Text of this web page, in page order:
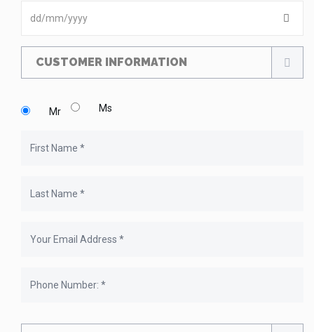
CUSTOMER INFORMATION
Mr Ms